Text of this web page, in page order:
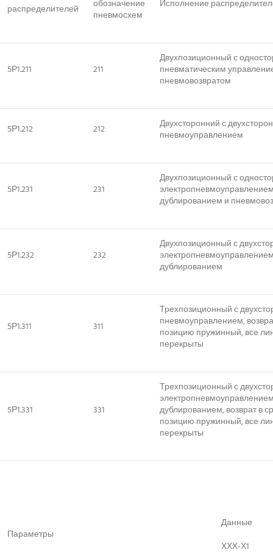
распределителей
обозначение
пневмосхем
Исполнение
5Р1.211 211
Двухпозиционный с
пневматическим
пневмовозвратом
5Р1.212 212
Двухсторонний с
пневмоуправлением
5Р1.231 231
Двухпозиционный с
дублированием и
5Р1.232 232
Двухпозиционный с
дублированием
5Р1.311 311
Трехпозиционный с
пневмоуправлением,
позицию пружинный, все
перекрыты
5Р1.331 331
Трехпозиционный с
дублированием, возврат в
позицию пружинный, все
перекрыты
Параметры
Данные
ХХХ-Х1